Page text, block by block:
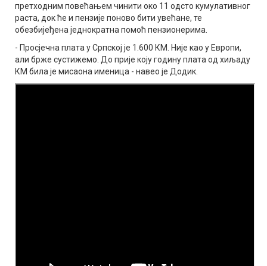
претходним повећањем чинити око 11 одсто кумулативног
раста, док ће и пензије поново бити увећане, те
обезбијеђена једнократна помоћ пензионерима.
- Просјечна плата у Српској је 1.600 КМ. Није као у Европи,
али брже сустижемо. До прије коју годину плата од хиљаду
КМ била је мисаона именица - навео је Додик.